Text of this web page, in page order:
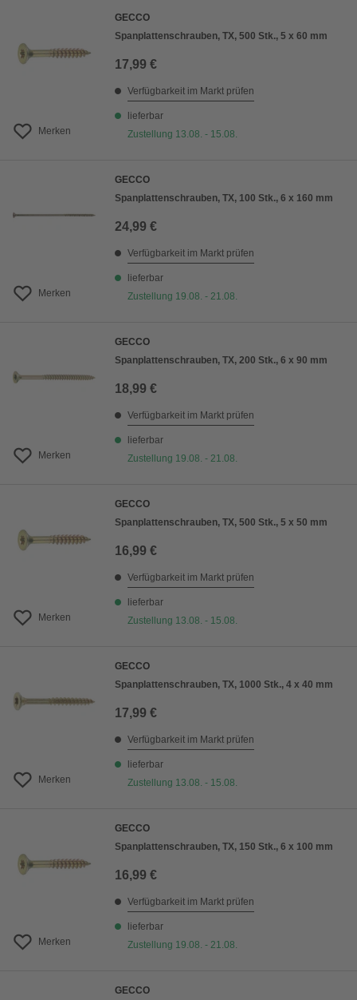
Merken
GECCO
Spanplattenschrauben, TX, 500 Stk., 5 x 60 mm
17,99 €
Verfügbarkeit im Markt prüfen
lieferbar
Zustellung 13.08. - 15.08.
Merken
GECCO
Spanplattenschrauben, TX, 100 Stk., 6 x 160 mm
24,99 €
Verfügbarkeit im Markt prüfen
lieferbar
Zustellung 19.08. - 21.08.
Merken
GECCO
Spanplattenschrauben, TX, 200 Stk., 6 x 90 mm
18,99 €
Verfügbarkeit im Markt prüfen
lieferbar
Zustellung 19.08. - 21.08.
Merken
GECCO
Spanplattenschrauben, TX, 500 Stk., 5 x 50 mm
16,99 €
Verfügbarkeit im Markt prüfen
lieferbar
Zustellung 13.08. - 15.08.
Merken
GECCO
Spanplattenschrauben, TX, 1000 Stk., 4 x 40 mm
17,99 €
Verfügbarkeit im Markt prüfen
lieferbar
Zustellung 13.08. - 15.08.
Merken
GECCO
Spanplattenschrauben, TX, 150 Stk., 6 x 100 mm
16,99 €
Verfügbarkeit im Markt prüfen
lieferbar
Zustellung 19.08. - 21.08.
GECCO